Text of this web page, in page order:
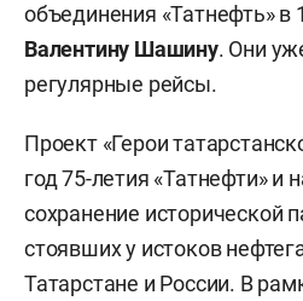
объединения «Татнефть» в
Валентину Шашину. Они
регулярные рейсы.
Проект «Герои
год 75-летия «Татнефти» и
сохранение исторической
стоявших у истоков
Татарстане и России. В